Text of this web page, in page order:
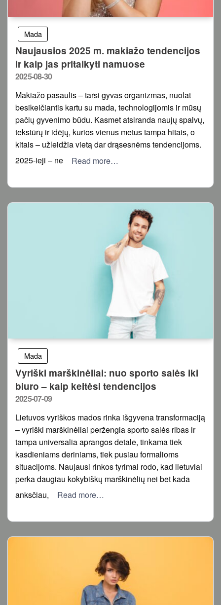
Mada
Naujausios 2025 m. makiažo tendencijos
ir kaip jas pritaikyti namuose
Posted
2025-08-30
Makiažo pasaulis – tarsi gyvas organizmas, nuolat
besikeičiantis kartu su mada, technologijomis ir mūsų
pačių gyvenimo būdu. Kasmet atsiranda naujų spalvų,
tekstūrų ir idėjų, kurios vienus metus tampa hitais, o
kitais – užleidžia vietą dar drąsesnėms tendencijoms.
2025-ieji – ne
Read more…
Mada
Vyriški marškinėliai: nuo sporto salės iki
biuro – kaip keitėsi tendencijos
Posted
2025-07-09
Lietuvos vyriškos mados rinka išgyvena transformaciją
– vyriški marškinėliai peržengia sporto salės ribas ir
tampa universalia aprangos detale, tinkama tiek
kasdieniams deriniams, tiek pusiau formalioms
situacijoms. Naujausi rinkos tyrimai rodo, kad lietuviai
perka daugiau kokybiškų marškinėlių nei bet kada
anksčiau,
Read more…